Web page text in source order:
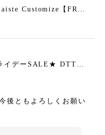
7 inch bell｜Paiste Customize【FRANKEN CYMBAL】
★ブラックフライデーSALE★ DTT Tシャツ hirotton 01 BLACK【DRUMMERS TOP TEAM】
後ともよろしくお願い